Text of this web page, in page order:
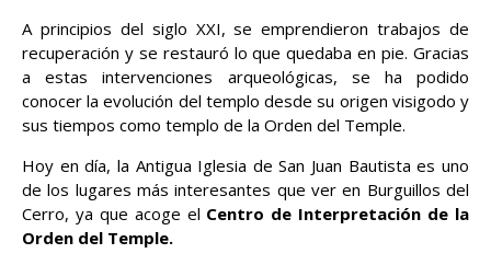
A principios del siglo XXI, se emprendieron trabajos de
recuperación y se restauró lo que quedaba en pie. Gracias
a estas intervenciones arqueológicas, se ha podido
conocer la evolución del templo desde su origen visigodo y
sus tiempos como templo de la Orden del Temple.
Hoy en día, la Antigua Iglesia de San Juan Bautista es uno
de los lugares más interesantes que ver en Burguillos del
Cerro, ya que acoge el Centro de Interpretación de la
Orden del Temple.